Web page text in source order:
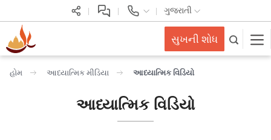
ગુજરાતી
સુખની શોધ
હોમ આધ્યાત્મિક મીડિયા આધ્યાત્મિક વિડિયો
આધ્યાત્મિક વિડિયો